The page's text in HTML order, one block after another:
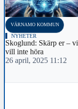
‹
VÄRNAMO KOMMUN
NYHETER
Skoglund: Skärp er – vi
vill inte höra
26 april, 2025 11:12